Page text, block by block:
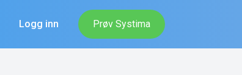
Logg inn Prøv Systima